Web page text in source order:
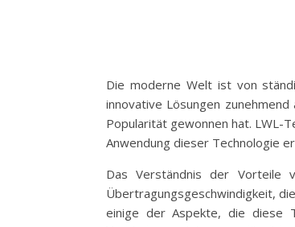
Die moderne Welt ist von
innovative Lösungen
Popularität gewonnen hat. LWL-
Anwendung dieser Technologie
Das Verständnis der Vorteile
Übertragungsgeschwindigkeit,
einige der Aspekte, die diese